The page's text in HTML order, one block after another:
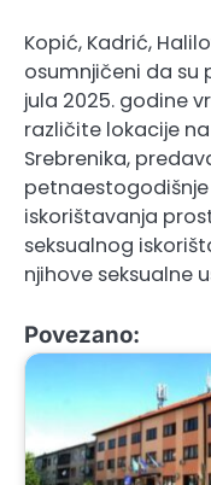
Kopić, Kadrić,
osumnjičeni da su
jula 2025. godine
različite lokacije
Srebrenika,
iskorištavanja
seksualnog
njihove seksualne
Povezano: